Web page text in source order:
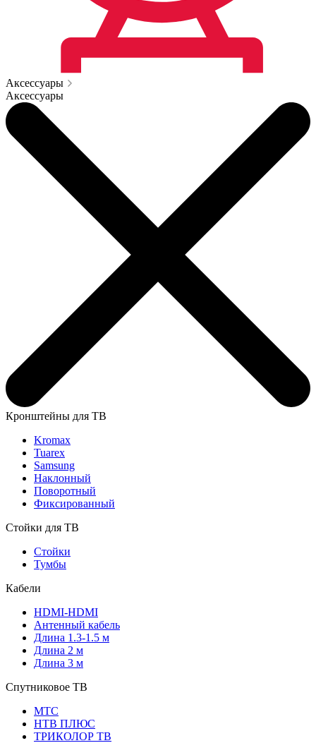
Аксессуары
Аксессуары
Кронштейны для ТВ
Kromax
Tuarex
Samsung
Наклонный
Поворотный
Фиксированный
Стойки для ТВ
Стойки
Тумбы
Кабели
HDMI-HDMI
Антенный кабель
Длина 1.3-1.5 м
Длина 2 м
Длина 3 м
Спутниковое ТВ
МТС
НТВ ПЛЮС
ТРИКОЛОР ТВ